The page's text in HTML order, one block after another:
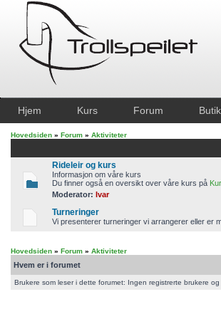
Hjem Kurs Forum
Hovedsiden » Forum » Aktiviteter
Rideleir og kurs
Informasjon om våre kurs
Du finner også en oversikt over våre kurs på
Moderator: Ivar
Turneringer
Vi presenterer turneringer vi arrangerer eller er
Hovedsiden » Forum » Aktiviteter
Hvem er i forumet
Brukere som leser i dette forumet: Ingen registrerte brukere